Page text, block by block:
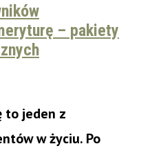
– pakiety
to jeden z
w życiu. Po